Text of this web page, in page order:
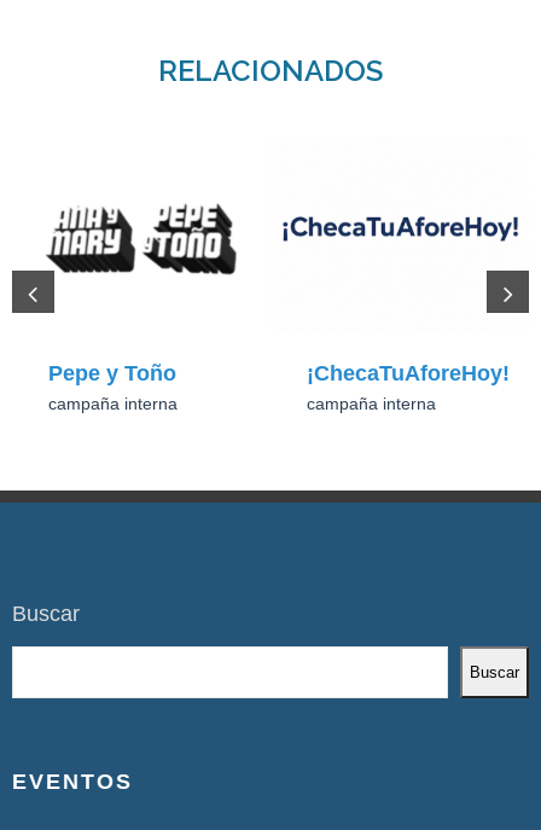
RELACIONADOS
Pepe y Toño
campaña interna
¡ChecaTuAforeHoy!
campaña interna
Buscar
Buscar
EVENTOS